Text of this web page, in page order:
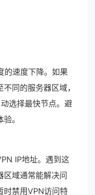
的速度下降。如果
同的服务器区域，
选择最快节点。避
。
IP地址。遇到这
区域通常能解决问
时禁用VPN访问特